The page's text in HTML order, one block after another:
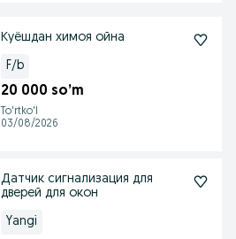
Куёшдан химоя ойна
F/b
20 000 so’m
To'rtko'l
03/08/2026
Датчик сигнализация для
дверей для окон
Yangi